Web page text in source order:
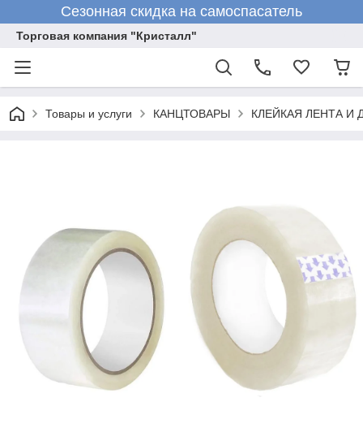
Сезонная скидка на самоспасатель
Торговая компания "Кристалл"
Товары и услуги КАНЦТОВАРЫ КЛЕЙКАЯ ЛЕНТА И